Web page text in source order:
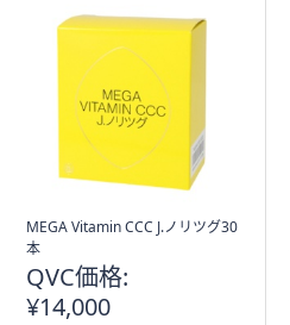
MEGA Vitamin CCC J.ノリツグ30
本
QVC価格:
¥14,000